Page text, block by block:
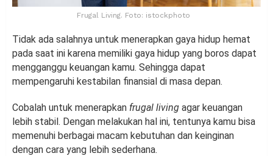
Frugal Living. Foto: istockphoto
Tidak ada salahnya untuk menerapkan gaya hidup hemat
pada saat ini karena memiliki gaya hidup yang boros dapat
mengganggu keuangan kamu. Sehingga dapat
mempengaruhi kestabilan finansial di masa depan.
Cobalah untuk menerapkan frugal living agar keuangan
lebih stabil. Dengan melakukan hal ini, tentunya kamu bisa
memenuhi berbagai macam kebutuhan dan keinginan
dengan cara yang lebih sederhana.